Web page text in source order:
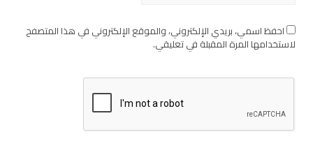
احفظ اسمي، بريدي الإلكتروني، والموقع الإلكتروني في هذا المتصفح
لاستخدامها المرة المقبلة في تعليقي.